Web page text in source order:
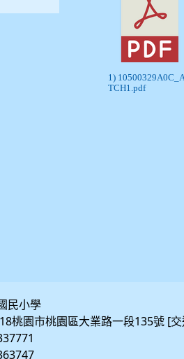
1)
TCH1.pdf
民小學
桃園市桃園區大業路一段135號 [